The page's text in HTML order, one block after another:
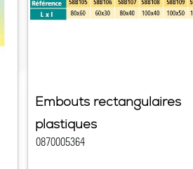
Embouts rectangulaires
plastiques
0870005364